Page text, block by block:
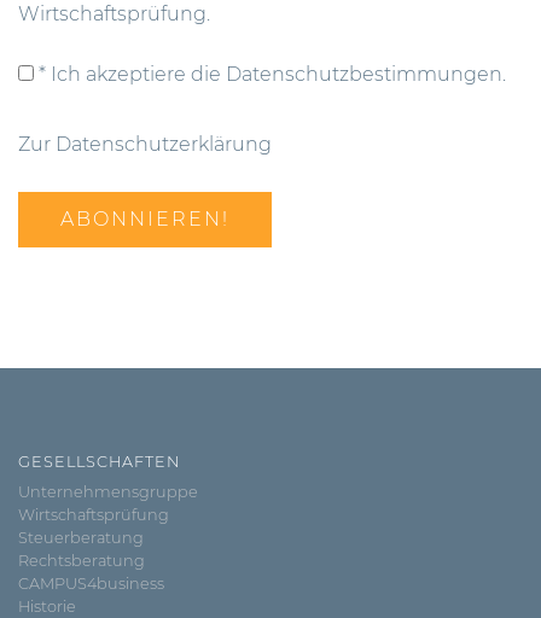
Wirtschaftsprüfung.
* Ich akzeptiere die Datenschutzbestimmungen.
Zur Datenschutzerklärung
GESELLSCHAFTEN
Unternehmensgruppe
Wirtschaftsprüfung
Steuerberatung
Rechtsberatung
CAMPUS4business
Historie